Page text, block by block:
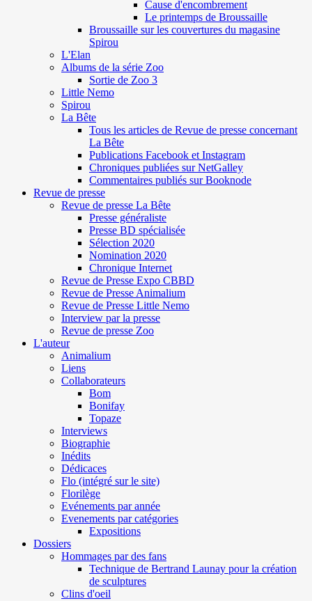
Cause d'encombrement
Le printemps de Broussaille
Broussaille sur les couvertures du magasine
Spirou
L'Elan
Albums de la série Zoo
Sortie de Zoo 3
Little Nemo
Spirou
La Bête
Tous les articles de Revue de presse concernant
La Bête
Publications Facebook et Instagram
Chroniques publiées sur NetGalley
Commentaires publiés sur Booknode
Revue de presse
Revue de presse La Bête
Presse généraliste
Presse BD spécialisée
Sélection 2020
Nomination 2020
Chronique Internet
Revue de Presse Expo CBBD
Revue de Presse Animalium
Revue de Presse Little Nemo
Interview par la presse
Revue de presse Zoo
L'auteur
Animalium
Liens
Collaborateurs
Bom
Bonifay
Topaze
Interviews
Biographie
Inédits
Dédicaces
Flo (intégré sur le site)
Florilège
Evénements par année
Evenements par catégories
Expositions
Dossiers
Hommages par des fans
Technique de Bertrand Launay pour la création
de sculptures
Clins d'oeil